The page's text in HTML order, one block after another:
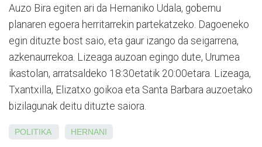
Auzo Bira egiten ari da Hernaniko Udala, gobernu
planaren egoera herritarrekin partekatzeko. Dagoeneko
egin dituzte bost saio, eta gaur izango da seigarrena,
azkenaurrekoa. Lizeaga auzoan egingo dute, Urumea
ikastolan, arratsaldeko 18:30etatik 20:00etara. Lizeaga,
Txantxilla, Elizatxo goikoa eta Santa Barbara auzoetako
bizilagunak deitu dituzte saiora.
POLITIKA HERNANI